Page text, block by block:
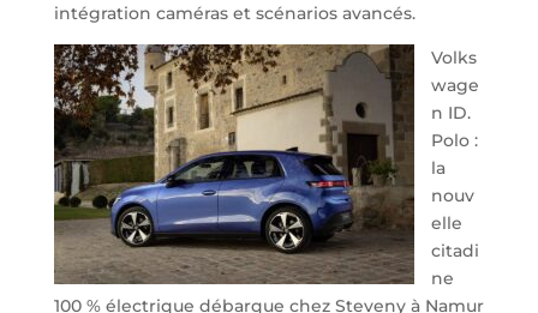
l’aéroport
de
Charleroi
intégration caméras et scénarios avancés.
Volks
wage
n ID.
Polo :
la
nouv
elle
citadi
ne
100 % électrique débarque chez Steveny à Namur